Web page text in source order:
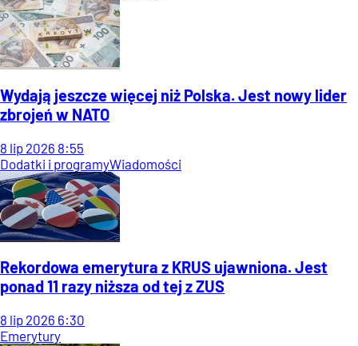
Wydają jeszcze więcej niż Polska. Jest nowy lider
zbrojeń w NATO
8 lip 2026 8:55
Dodatki i programyWiadomości
Rekordowa emerytura z KRUS ujawniona. Jest
ponad 11 razy niższa od tej z ZUS
8 lip 2026 6:30
Emerytury